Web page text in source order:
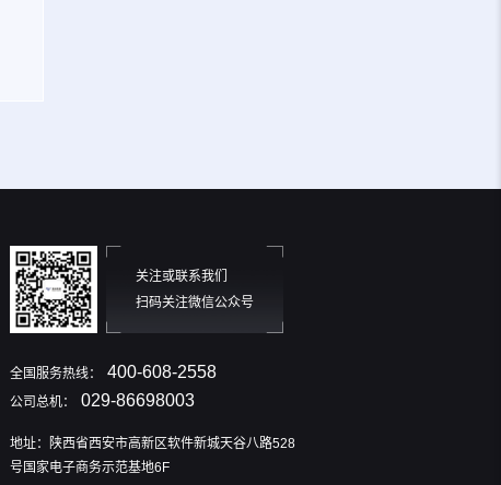
关注或联系我们
扫码关注微信公众号
全国服务热线： 400-608-2558
公司总机： 029-86698003
地址：陕西省西安市高新区软件新城天谷八路528
号国家电子商务示范基地6F